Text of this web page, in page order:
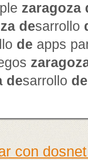
zaragoza
desarrollo
de apps
desarrollo de
con